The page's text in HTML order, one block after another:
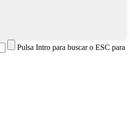
Pulsa Intro para buscar o ESC para